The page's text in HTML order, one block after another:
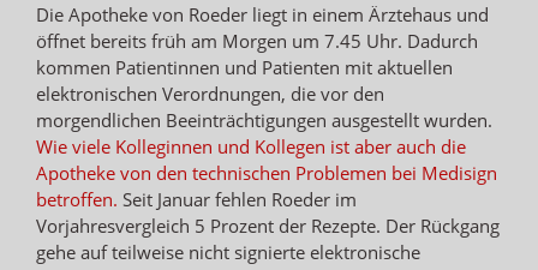
Die Apotheke von Roeder liegt in einem Ärztehaus und
öffnet bereits früh am Morgen um 7.45 Uhr. Dadurch
kommen Patientinnen und Patienten mit aktuellen
elektronischen Verordnungen, die vor den
morgendlichen Beeinträchtigungen ausgestellt wurden.
Wie viele Kolleginnen und Kollegen ist aber auch die
Apotheke von den technischen Problemen bei Medisign
betroffen. Seit Januar fehlen Roeder im
Vorjahresvergleich 5 Prozent der Rezepte. Der Rückgang
gehe auf teilweise nicht signierte elektronische